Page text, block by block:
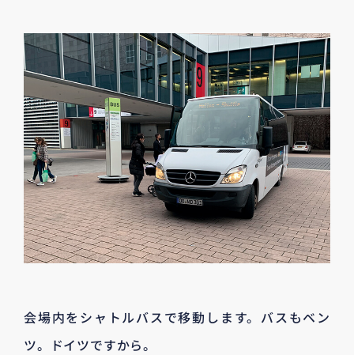
会場内をシャトルバスで移動します。バスもベン
ツ。ドイツですから。